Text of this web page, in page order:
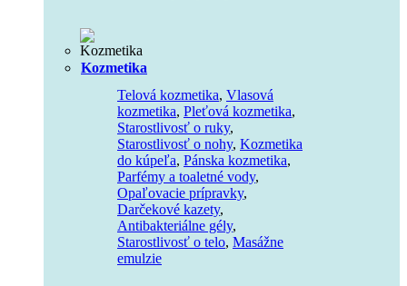
Kozmetika
Telová kozmetika, Vlasová
kozmetika, Pleťová kozmetika,
Starostlivosť o ruky,
Starostlivosť o nohy, Kozmetika
do kúpeľa, Pánska kozmetika,
Parfémy a toaletné vody,
Opaľovacie prípravky,
Darčekové kazety,
Antibakteriálne gély,
Starostlivosť o telo, Masážne
emulzie